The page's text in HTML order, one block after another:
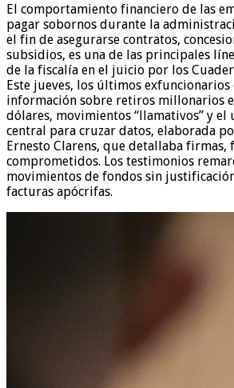
El comportamiento financiero de las
pagar sobornos durante la
el fin de asegurarse contratos,
subsidios, es una de las principales
de la fiscalía en el juicio por los
Este jueves, los últimos exfuncionarios
información sobre retiros millonarios
dólares, movimientos “llamativos” y el
central para cruzar datos, elaborada
Ernesto Clarens, que detallaba firmas,
comprometidos. Los testimonios
movimientos de fondos sin
facturas apócrifas.